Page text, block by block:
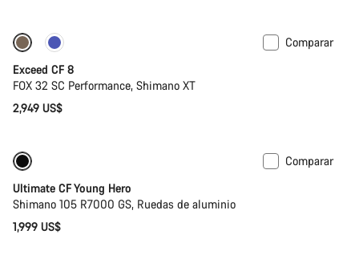
Nuevo
Comparar
Exceed CF 8
FOX 32 SC Performance, Shimano XT
2,949 US$
Comparar
Ultimate CF Young Hero
Shimano 105 R7000 GS, Ruedas de aluminio
1,999 US$